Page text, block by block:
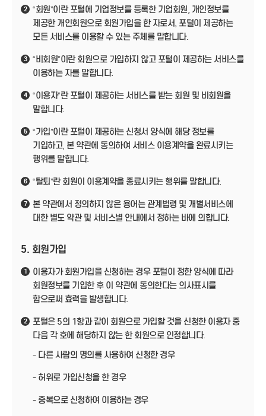
2
“회원”이란 포털에 기업정보를 등록한 기업회원, 개인정보를
제공한 개인회원으로 회원가입을 한 자로서, 포털이 제공하는
모든 서비스를 이용할 수 있는 주체를 말합니다.
3
“비회원”이란 회원으로 가입하지 않고 포털이 제공하는 서비스를
이용하는 자를 말합니다.
4
“이용자”란 포털이 제공하는 서비스를 받는 회원 및 비회원을
말합니다.
5
“가입”이란 포털이 제공하는 신청서 양식에 해당 정보를
기입하고, 본 약관에 동의하여 서비스 이용계약을 완료시키는
행위를 말합니다.
6 “탈퇴”란 회원이 이용계약을 종료시키는 행위를 말합니다.
7
본 약관에서 정의하지 않은 용어는 관계법령 및 개별서비스에
대한 별도 약관 및 서비스별 안내에서 정하는 바에 의합니다.
5. 회원가입
1
이용자가 회원가입을 신청하는 경우 포털이 정한 양식에 따라
회원정보를 기입한 후 이 약관에 동의한다는 의사표시를
함으로써 효력을 발생합니다.
2
포털은 5의 1항과 같이 회원으로 가입할 것을 신청한 이용자 중
다음 각 호에 해당하지 않는 한 회원으로 인정합니다.
- 다른 사람의 명의를 사용하여 신청한 경우
- 허위로 가입신청을 한 경우
- 중복으로 신청하여 이용하는 경우